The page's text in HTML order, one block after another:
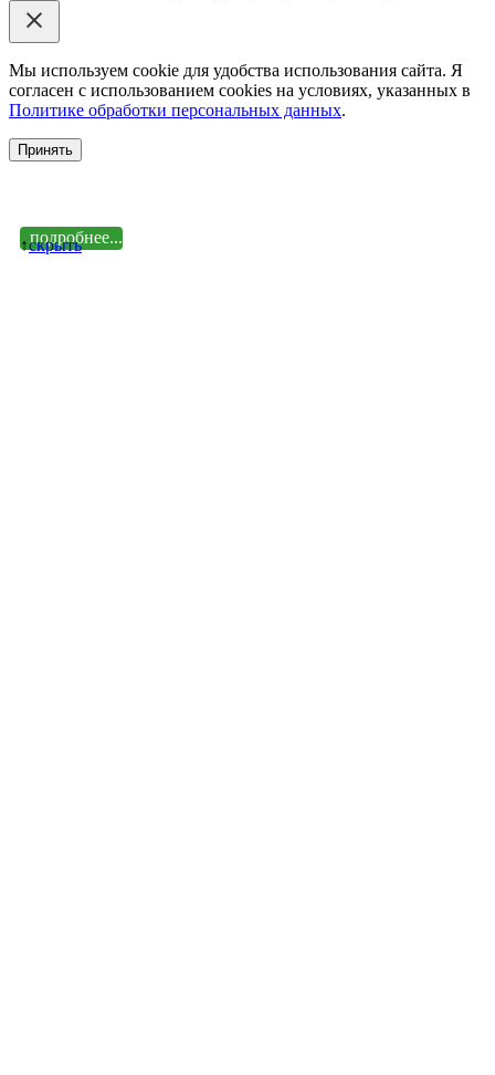
подробнее...
↑cкрыть
Мы используем cookie для удобства использования сайта. Я
согласен с использованием cookies на условиях, указанных в
Политике обработки персональных данных.
Принять